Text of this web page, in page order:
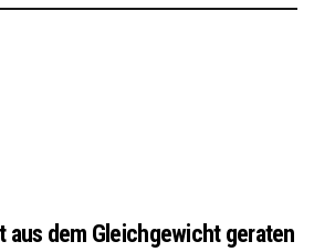
aus dem Gleichgewicht geraten